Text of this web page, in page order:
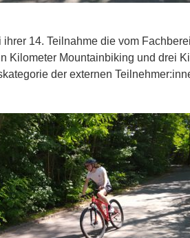
14. Teilnahme die vom
Mountainbiking und drei
der externen